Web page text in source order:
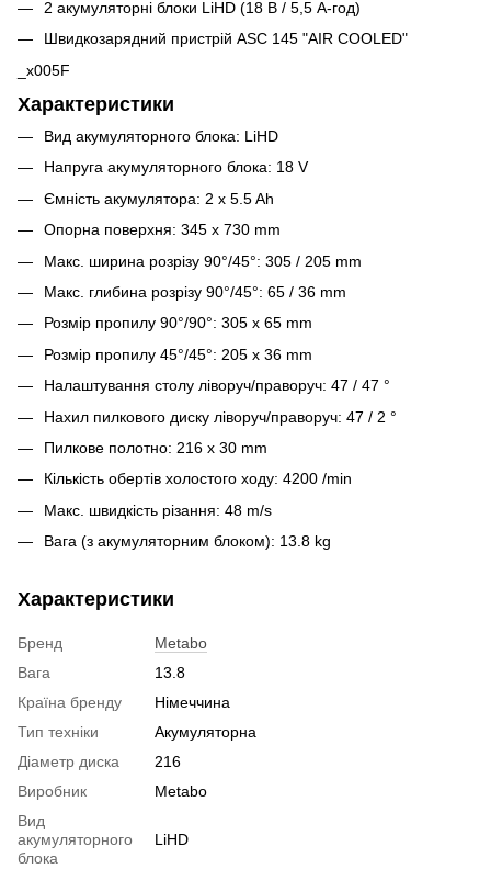
2 акумуляторні блоки LiHD (18 В / 5,5 А-год)
Швидкозарядний пристрій ASC 145 "AIR COOLED"
_x005F
Характеристики
Вид акумуляторного блока: LiHD
Напруга акумуляторного блока: 18 V
Ємність акумулятора: 2 x 5.5 Ah
Опорна поверхня: 345 x 730 mm
Макс. ширина розрізу 90°/45°: 305 / 205 mm
Макс. глибина розрізу 90°/45°: 65 / 36 mm
Розмір пропилу 90°/90°: 305 x 65 mm
Розмір пропилу 45°/45°: 205 x 36 mm
Налаштування столу ліворуч/праворуч: 47 / 47 °
Нахил пилкового диску ліворуч/праворуч: 47 / 2 °
Пилкове полотно: 216 x 30 mm
Кількість обертів холостого ходу: 4200 /min
Макс. швидкість різання: 48 m/s
Вага (з акумуляторним блоком): 13.8 kg
Характеристики
Бренд
Metabo
Вага
13.8
Країна бренду
Німеччина
Тип техніки
Акумуляторна
Діаметр диска
216
Виробник
Metabo
Вид
акумуляторного
блока
LiHD